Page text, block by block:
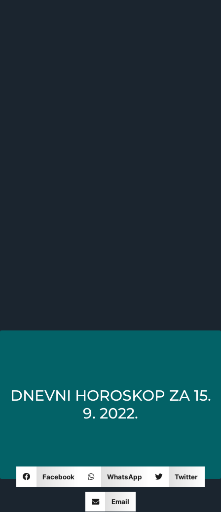
DNEVNI HOROSKOP ZA 15.
9. 2022.
Facebook WhatsApp Twitter
Email